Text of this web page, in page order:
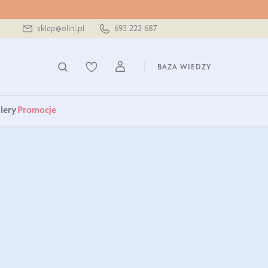
sklep@olini.pl 693 222 687
BAZA WIEDZY
Promocje